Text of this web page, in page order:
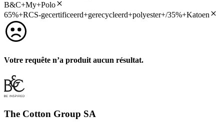
B&C+My+Polo
65%+RCS-gecertificeerd+gerecycleerd+polyester+/35%+Katoen
Votre requête n’a produit aucun résultat.
The Cotton Group SA